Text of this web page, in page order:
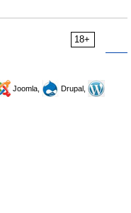
18+
Joomla,
Drupal,